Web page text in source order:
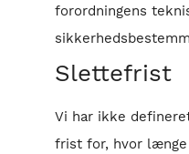
forordningens
Slettefrist
Vi har ikke
frist for, hvor længe